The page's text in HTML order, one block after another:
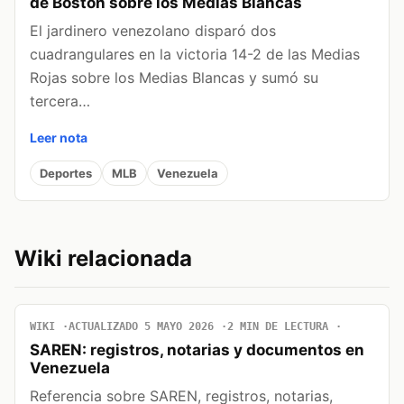
El jardinero venezolano disparó dos
cuadrangulares en la victoria 14-2 de las Medias
Rojas sobre los Medias Blancas y sumó su
tercera…
Leer nota
Deportes MLB Venezuela
Wiki relacionada
WIKI ACTUALIZADO 5 MAYO 2026 2 MIN DE LECTURA
SAREN: registros, notarias y documentos en
Venezuela
Referencia sobre SAREN, registros, notarias,